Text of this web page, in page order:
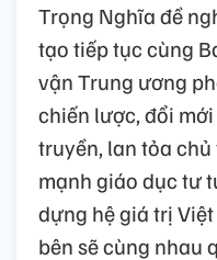
Trọng Nghĩa đề
tạo tiếp tục cùng
vận Trung ương
chiến lược, đổi
truyền, lan tỏa
mạnh giáo dục tư
dựng hệ giá trị
bên sẽ cùng nhau